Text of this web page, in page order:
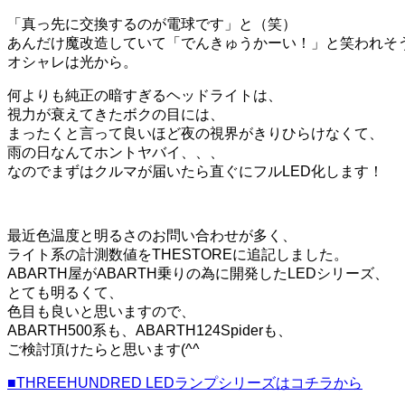
「真っ先に交換するのが電球です」と（笑）
あんだけ魔改造していて「でんきゅうかーい！」と笑われそ
オシャレは光から。
何よりも純正の暗すぎるヘッドライトは、
視力が衰えてきたボクの目には、
まったくと言って良いほど夜の視界がきりひらけなくて、
雨の日なんてホントヤバイ、、、
なのでまずはクルマが届いたら直ぐにフルLED化します！
最近色温度と明るさのお問い合わせが多く、
ライト系の計測数値をTHESTOREに追記しました。
ABARTH屋がABARTH乗りの為に開発したLEDシリーズ、
とても明るくて、
色目も良いと思いますので、
ABARTH500系も、ABARTH124Spiderも、
ご検討頂けたらと思います(^^ゞ
■THREEHUNDRED LEDランプシリーズはコチラから